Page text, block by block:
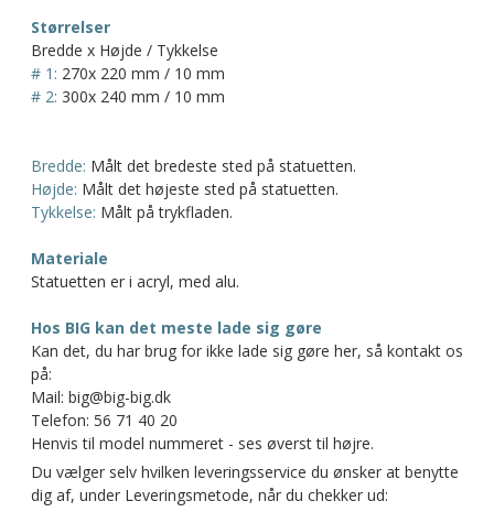
Størrelser
Bredde x Højde / Tykkelse
# 1: 270x 220 mm / 10 mm
# 2: 300x 240 mm / 10 mm
Bredde: Målt det bredeste sted på statuetten.
Højde: Målt det højeste sted på statuetten.
Tykkelse: Målt på trykfladen.
Materiale
Statuetten er i acryl, med alu.
Hos BIG kan det meste lade sig gøre
Kan det, du har brug for ikke lade sig gøre her, så kontakt os
på:
Mail: big@big-big.dk
Telefon: 56 71 40 20
Henvis til model nummeret - ses øverst til højre.
Du vælger selv hvilken leveringsservice du ønsker at benytte
dig af, under Leveringsmetode, når du chekker ud: